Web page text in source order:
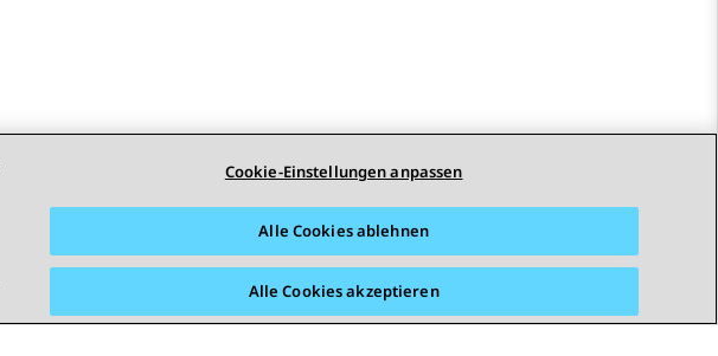
Cookie-Einstellungen anpassen
Alle Cookies ablehnen
Alle Cookies akzeptieren